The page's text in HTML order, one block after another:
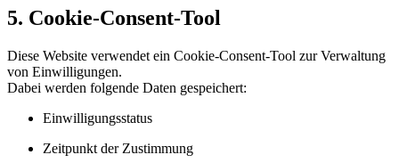
5. Cookie-Consent-Tool
Diese Website verwendet ein Cookie-Consent-Tool zur Verwaltung
von Einwilligungen.
Dabei werden folgende Daten gespeichert:
Einwilligungsstatus
Zeitpunkt der Zustimmung